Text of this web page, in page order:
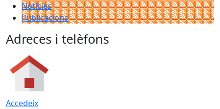
Notícies
Publicacions
Adreces i telèfons
Accedeix